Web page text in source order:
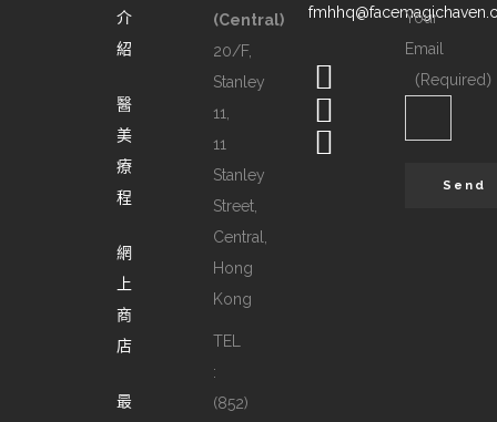
介
紹
醫
美
療
程
網
上
商
店
最
(Central)
20/F,
Stanley
11,
11
Stanley
Street,
Central,
Hong
Kong
TEL
:
(852)
Your
Email
（Required